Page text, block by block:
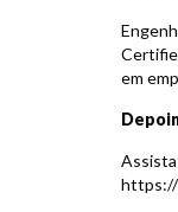
em
https://